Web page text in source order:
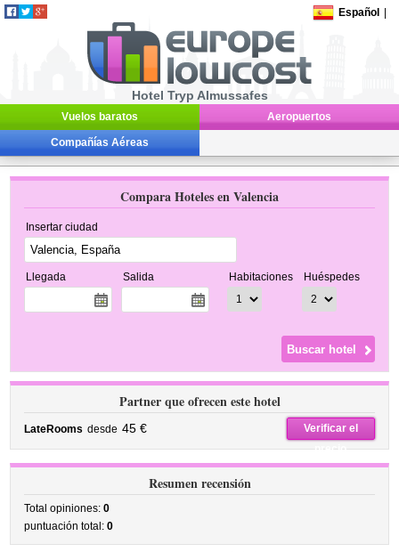
Español
Hotel Tryp Almussafes
Vuelos baratos Aeropuertos
Compañías Aéreas
Compara Hoteles en Valencia
Insertar ciudad
Llegada Salida Habitaciones Huéspedes
Partner que ofrecen este hotel
LateRooms desde 45 €
Verificar el
precio
Resumen recensión
Total opiniones:0
puntuación total:0